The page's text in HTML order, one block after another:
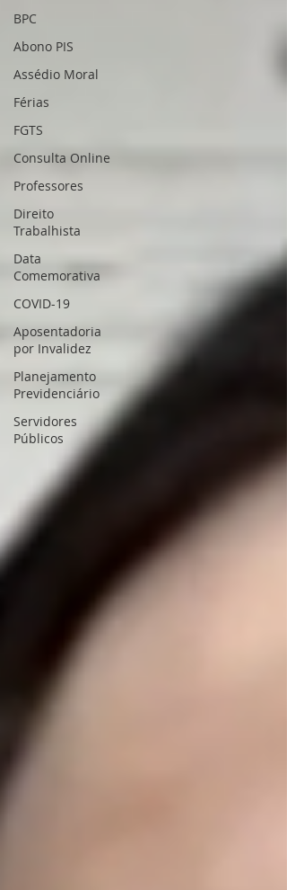
BPC
Abono PIS
Assédio Moral
Férias
FGTS
Consulta Online
Professores
Direito
Trabalhista
Data
Comemorativa
COVID-19
Aposentadoria
por Invalidez
Planejamento
Previdenciário
Servidores
Públicos